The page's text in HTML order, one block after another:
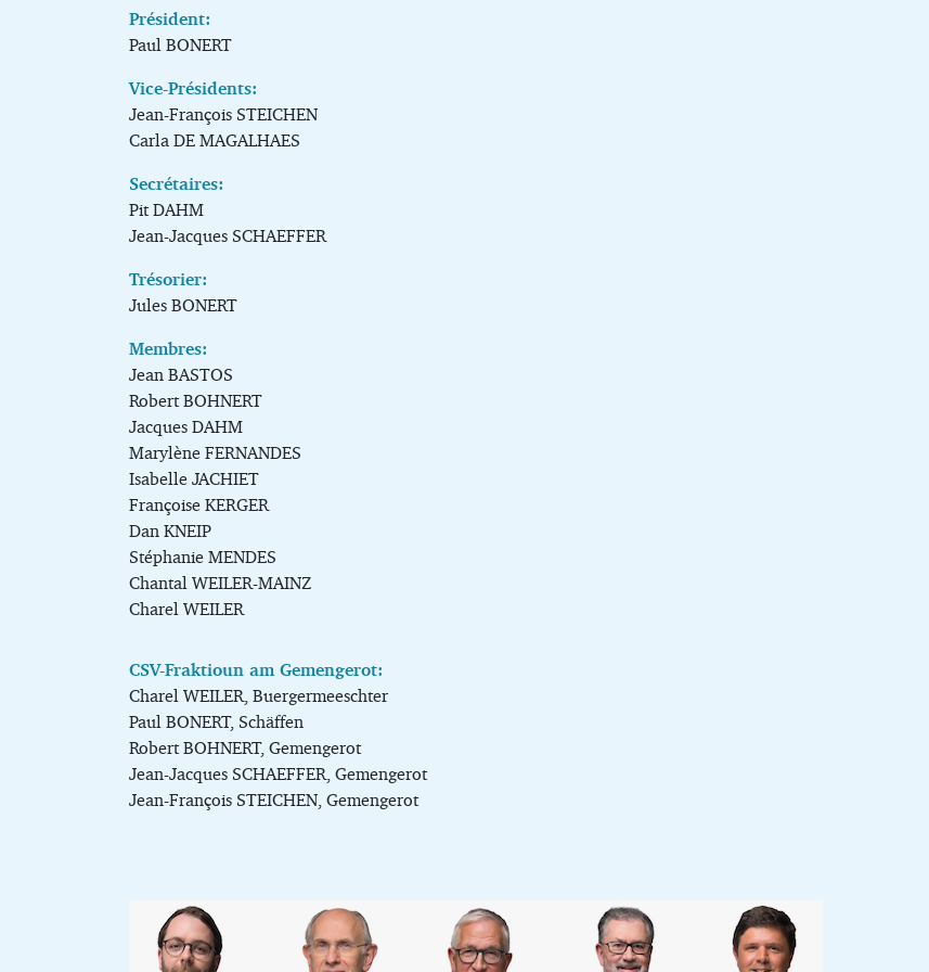
Président:
Paul BONERT
Vice-Présidents:
Jean-François STEICHEN
Carla DE MAGALHAES
Secrétaires:
Pit DAHM
Jean-Jacques SCHAEFFER
Trésorier:
Jules BONERT
Membres:
Jean BASTOS
Robert BOHNERT
Jacques DAHM
Marylène FERNANDES
Isabelle JACHIET
Françoise KERGER
Dan KNEIP
Stéphanie MENDES
Chantal WEILER-MAINZ
Charel WEILER
CSV-Fraktioun am Gemengerot:
Charel WEILER, Buergermeeschter
Paul BONERT, Schäffen
Robert BOHNERT, Gemengerot
Jean-Jacques SCHAEFFER, Gemengerot
Jean-François STEICHEN, Gemengerot